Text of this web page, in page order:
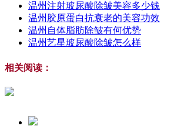
温州注射玻尿酸除皱美容多少钱
温州胶原蛋白抗衰老的美容功效
温州自体脂肪除皱有何优势
温州艺星玻尿酸除皱怎么样
相关阅读：